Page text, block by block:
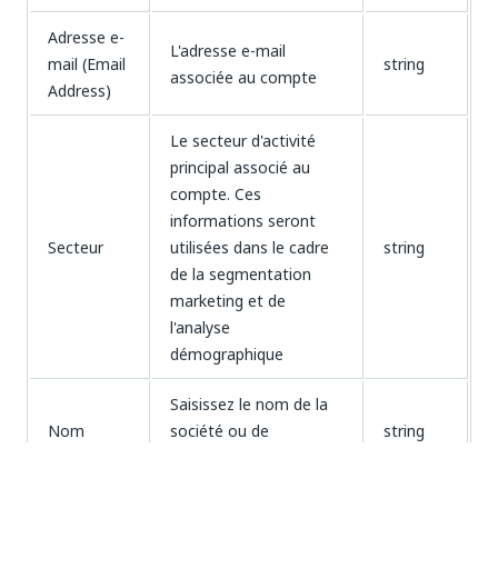
Adresse e-
mail (Email
Address)
L'adresse e-mail
associée au compte
string
Secteur
Le secteur d'activité
principal associé au
compte. Ces
informations seront
utilisées dans le cadre
de la segmentation
marketing et de
l'analyse
démographique
string
Nom
Saisissez le nom de la
société ou de
string